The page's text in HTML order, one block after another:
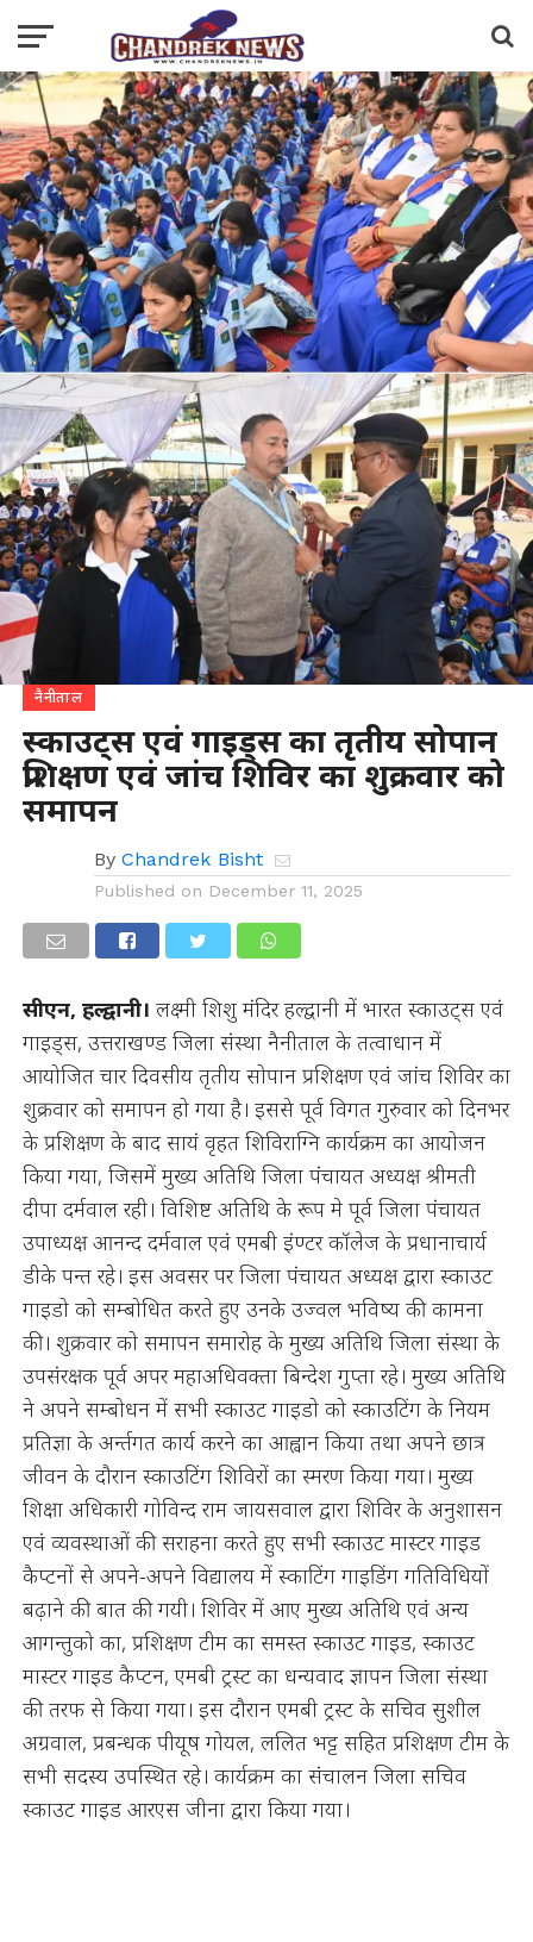
नैनीताल
स्काउट्स एवं गाइड्स का तृतीय सोपान
प्रशिक्षण एवं जांच शिविर का शुक्रवार को
समापन
By Chandrek Bisht
Published on December 11, 2025
सीएन, हल्द्वानी। लक्ष्मी शिशु मंदिर हल्द्वानी में भारत स्काउट्स एवं
गाइड्स, उत्तराखण्ड जिला संस्था नैनीताल के तत्वाधान में
आयोजित चार दिवसीय तृतीय सोपान प्रशिक्षण एवं जांच शिविर का
शुक्रवार को समापन हो गया है। इससे पूर्व विगत गुरुवार को दिनभर
के प्रशिक्षण के बाद सायं वृहत शिविराग्नि कार्यक्रम का आयोजन
किया गया, जिसमें मुख्य अतिथि जिला पंचायत अध्यक्ष श्रीमती
दीपा दर्मवाल रही। विशिष्ट अतिथि के रूप मे पूर्व जिला पंचायत
उपाध्यक्ष आनन्द दर्मवाल एवं एमबी इंण्टर कॉलेज के प्रधानाचार्य
डीके पन्त रहे। इस अवसर पर जिला पंचायत अध्यक्ष द्वारा स्काउट
गाइडो को सम्बोधित करते हुए उनके उज्वल भविष्य की कामना
की। शुक्रवार को समापन समारोह के मुख्य अतिथि जिला संस्था के
उपसंरक्षक पूर्व अपर महाअधिवक्ता बिन्देश गुप्ता रहे। मुख्य अतिथि
ने अपने सम्बोधन में सभी स्काउट गाइडो को स्काउटिंग के नियम
प्रतिज्ञा के अर्न्तगत कार्य करने का आह्वान किया तथा अपने छात्र
जीवन के दौरान स्काउटिंग शिविरों का स्मरण किया गया। मुख्य
शिक्षा अधिकारी गोविन्द राम जायसवाल द्वारा शिविर के अनुशासन
एवं व्यवस्थाओं की सराहना करते हुए सभी स्काउट मास्टर गाइड
कैप्टनों से अपने-अपने विद्यालय में स्काटिंग गाइडिंग गतिविधियों
बढ़ाने की बात की गयी। शिविर में आए मुख्य अतिथि एवं अन्य
आगन्तुको का, प्रशिक्षण टीम का समस्त स्काउट गाइड, स्काउट
मास्टर गाइड कैप्टन, एमबी ट्रस्ट का धन्यवाद ज्ञापन जिला संस्था
की तरफ से किया गया। इस दौरान एमबी ट्रस्ट के सचिव सुशील
अग्रवाल, प्रबन्धक पीयूष गोयल, ललित भट्ट सहित प्रशिक्षण टीम के
सभी सदस्य उपस्थित रहे। कार्यक्रम का संचालन जिला सचिव
स्काउट गाइड आरएस जीना द्वारा किया गया।